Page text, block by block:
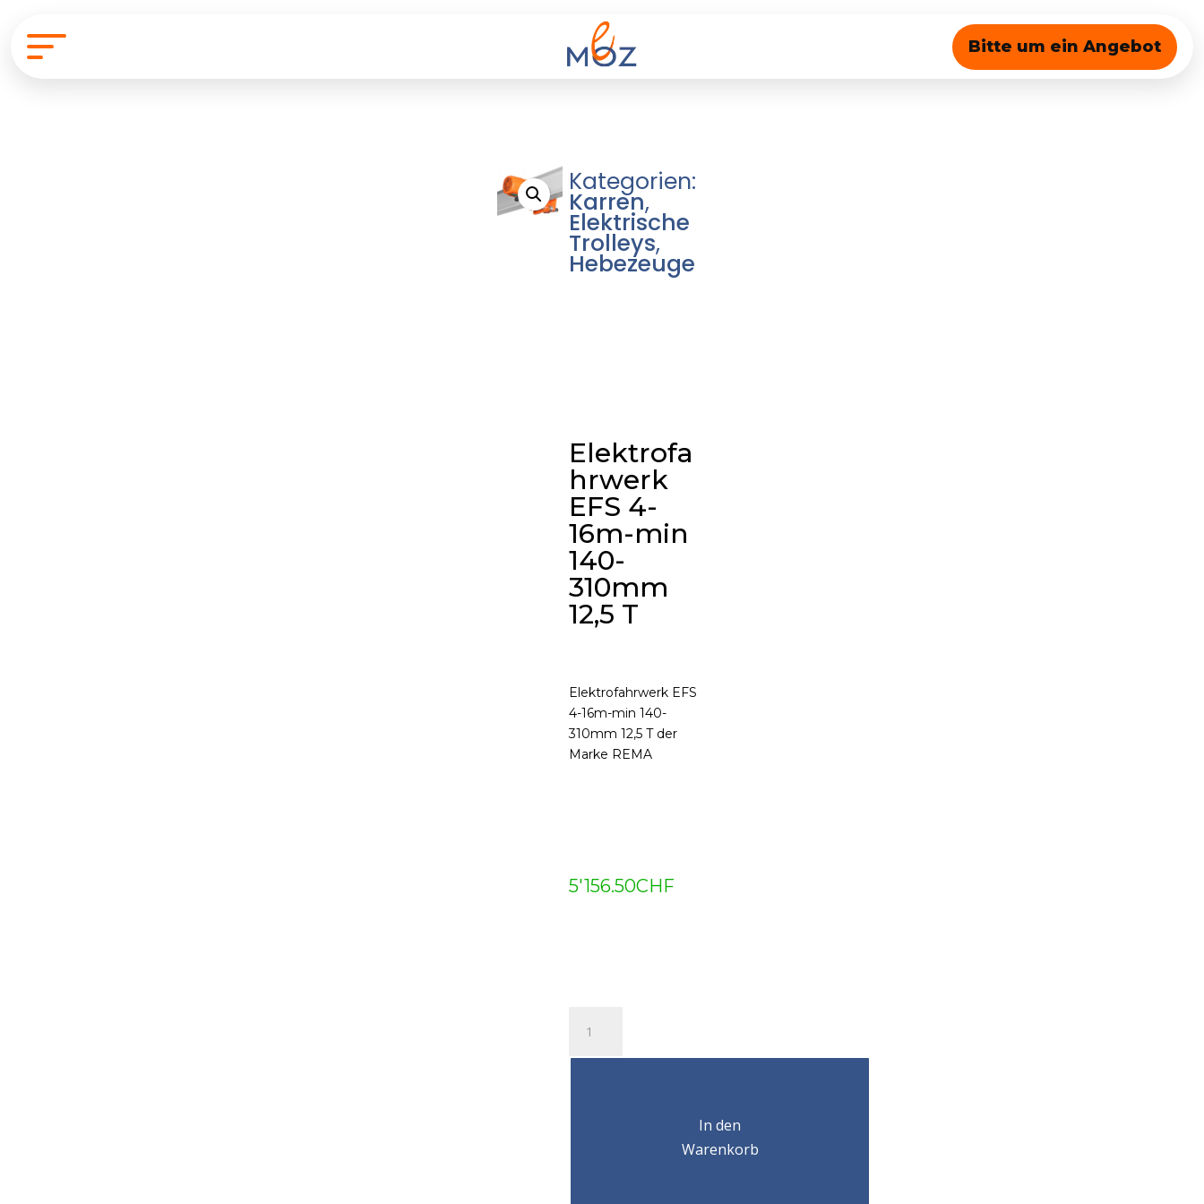
Bitte um ein Angebot
Kategorien:
Karren,
Elektrische
Trolleys,
Hebezeuge
Elektrofa
hrwerk
EFS 4-
16m-min
140-
310mm
12,5 T
Elektrofahrwerk EFS
4-16m-min 140-
310mm 12,5 T der
Marke REMA
5'156.50CHF
électrique
EFS
In den
Warenkorb